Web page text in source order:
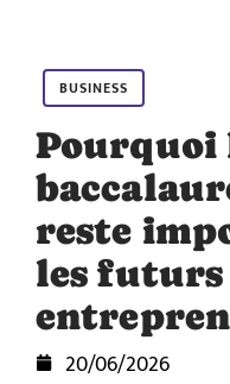
BUSINESS
Pourquoi
reste
les futurs
20/06/2026